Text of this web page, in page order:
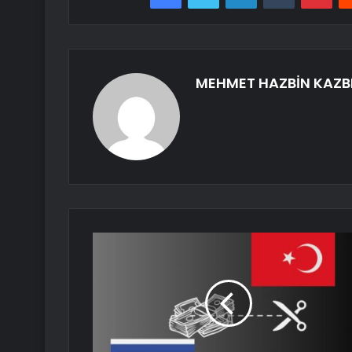
MEHMET HAZBİN